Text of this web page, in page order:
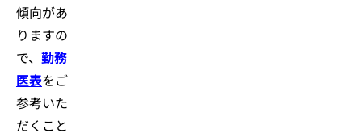
傾向があ
りますの
で、 勤務
医表をご
参考いた
だくこと